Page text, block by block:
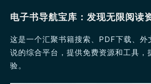
电子书导航宝库：发现无限阅读
这是一个汇聚书籍搜索、PDF下载、外
说的综合平台，提供免费资源和工具，
验。